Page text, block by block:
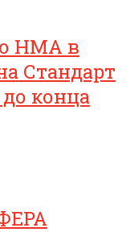
НМА в
Стандарт
конца